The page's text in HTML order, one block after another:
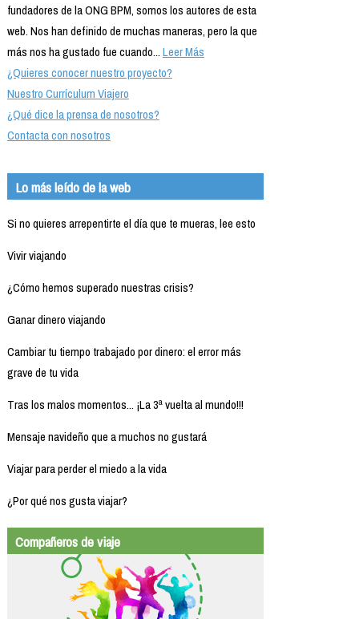
fundadores de la ONG BPM, somos los autores de esta
web. Nos han definido de muchas maneras, pero la que
más nos ha gustado fue cuando...Leer Más
¿Quieres conocer nuestro proyecto?
Nuestro Currículum Viajero
¿Qué dice la prensa de nosotros?
Contacta con nosotros
Lo más leído de la web
Si no quieres arrepentirte el día que te mueras, lee esto
Vivir viajando
¿Cómo hemos superado nuestras crisis?
Ganar dinero viajando
Cambiar tu tiempo trabajado por dinero: el error más
grave de tu vida
Tras los malos momentos... ¡La 3ª vuelta al mundo!!!
Mensaje navideño que a muchos no gustará
Viajar para perder el miedo a la vida
¿Por qué nos gusta viajar?
Compañeros de viaje